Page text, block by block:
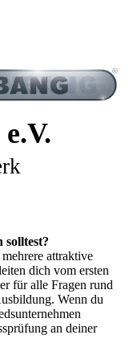
attraktive
dich vom ersten
für alle Fragen rund
Wenn du
an deiner